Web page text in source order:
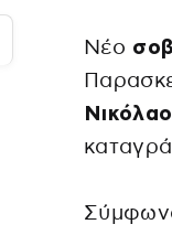
Νέο
Νικόλαο